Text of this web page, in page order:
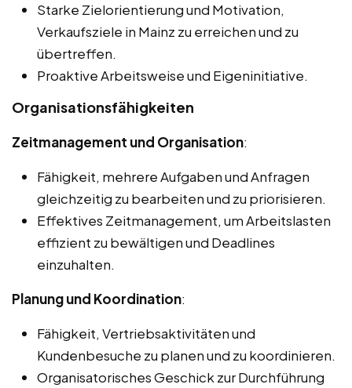
Starke Zielorientierung und Motivation,
Verkaufsziele in Mainz zu erreichen und zu
übertreffen.
Proaktive Arbeitsweise und Eigeninitiative.
Organisationsfähigkeiten
Zeitmanagement und Organisation:
Fähigkeit, mehrere Aufgaben und Anfragen
gleichzeitig zu bearbeiten und zu priorisieren.
Effektives Zeitmanagement, um Arbeitslasten
effizient zu bewältigen und Deadlines
einzuhalten.
Planung und Koordination:
Fähigkeit, Vertriebsaktivitäten und
Kundenbesuche zu planen und zu koordinieren.
Organisatorisches Geschick zur Durchführung